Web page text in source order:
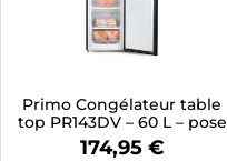
Primo Congélateur table
top PR143DV – 60 L – pose
libre – Classe E – Noir
174,95 €